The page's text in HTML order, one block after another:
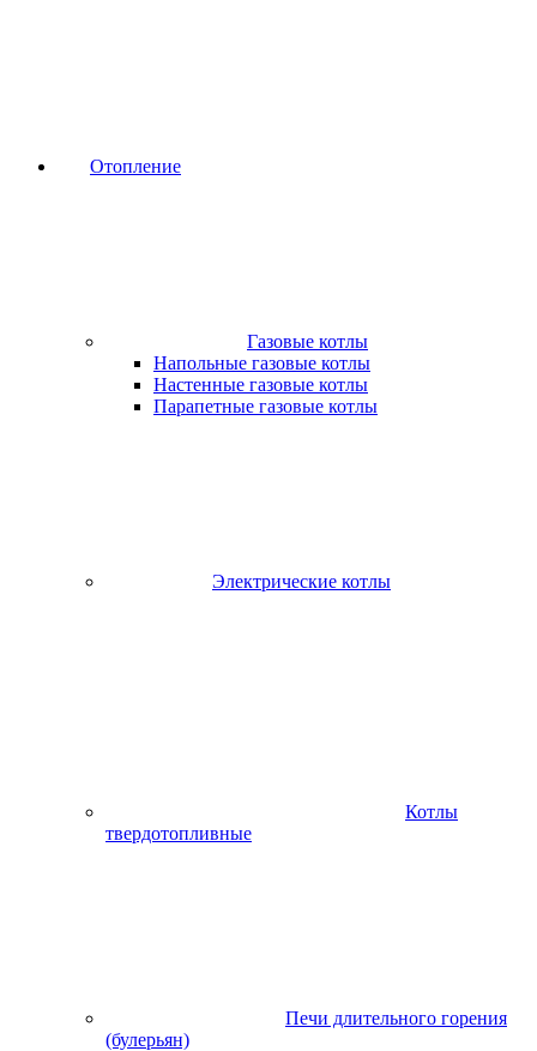
Отопление
Газовые котлы
Напольные газовые котлы
Настенные газовые котлы
Парапетные газовые котлы
Электрические котлы
Котлы
твердотопливные
Печи длительного горения
(булерьян)